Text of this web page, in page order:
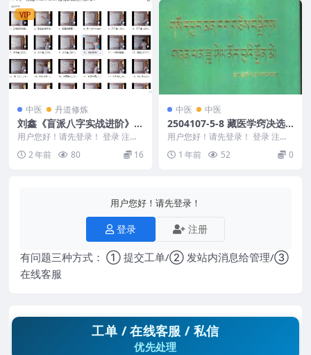
VIP
中医 丹道修炼
刘鑫《盲派八字实战进阶》视
频27集
用户您好！请先登录！ 登录 注册
刘鑫《盲派八字实战进阶》视频27
集 24113...
2 年前 80 16
中医 中医
2504107-5-8 藏医学窍决选
集·利他明灯.pdf
用户您好！请先登录！ 登录 注册
藏医学窍决选集·利他明灯.pdf 250
410...1 年前 52 0
用户您好！请先登录！
登录 注册
有问题三种方式： ① 提交工单/② 发站内消息给管理/③
在线客服
工单 / 在线客服 / 私信
优先处理